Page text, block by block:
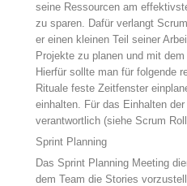
seine Ressourcen am
zu sparen. Dafür verlangt
er einen kleinen Teil seiner
Projekte zu planen und mit
Hierfür sollte man für folgende
Rituale feste Zeitfenster
einhalten. Für das Einhalten
verantwortlich (siehe Scrum
Sprint Planning
Das Sprint Planning Meeting
dem Team die Stories